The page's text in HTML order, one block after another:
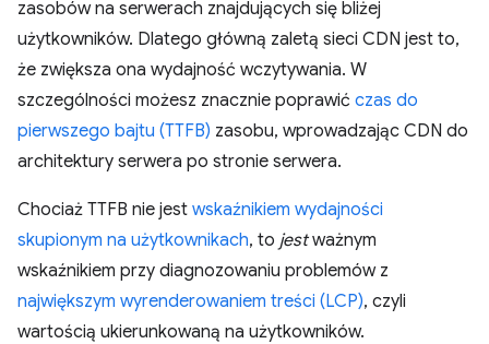
zasobów na serwerach znajdujących się bliżej
użytkowników. Dlatego główną zaletą sieci CDN jest to,
że zwiększa ona wydajność wczytywania. W
szczególności możesz znacznie poprawić czas do
pierwszego bajtu (TTFB) zasobu, wprowadzając CDN do
architektury serwera po stronie serwera.
Chociaż TTFB nie jest wskaźnikiem wydajności
skupionym na użytkownikach, to jestważnym
wskaźnikiem przy diagnozowaniu problemów z
największym wyrenderowaniem treści (LCP), czyli
wartością ukierunkowaną na użytkowników.